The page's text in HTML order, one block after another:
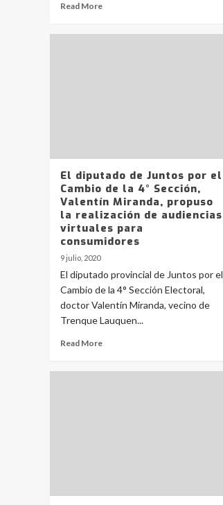
Read More
El diputado de Juntos por el
Cambio de la 4° Sección,
Valentín Miranda, propuso
la realización de audiencias
virtuales para
consumidores
9 julio, 2020
El diputado provincial de Juntos por el
Cambio de la 4° Sección Electoral,
doctor Valentín Miranda, vecino de
Trenque Lauquen...
Read More